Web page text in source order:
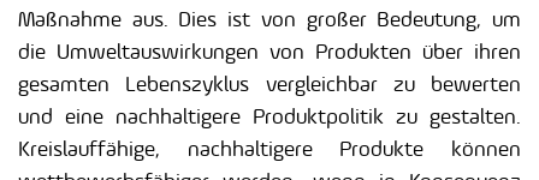
Maßnahme aus. Dies ist von großer Bedeutung, um
die Umweltauswirkungen von Produkten über ihren
gesamten Lebenszyklus vergleichbar zu bewerten
und eine nachhaltigere Produktpolitik zu gestalten.
Kreislauffähige, nachhaltigere Produkte können